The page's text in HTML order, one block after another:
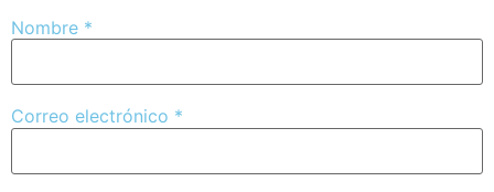
Nombre *
Correo electrónico *